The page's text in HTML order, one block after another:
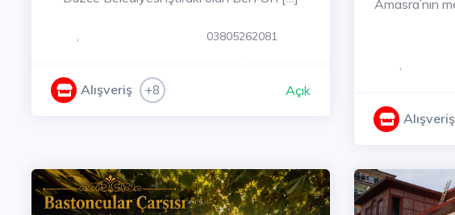
, 03805262081
Alışveriş +8 Açık
Amasra’nın
,
Alışveriş